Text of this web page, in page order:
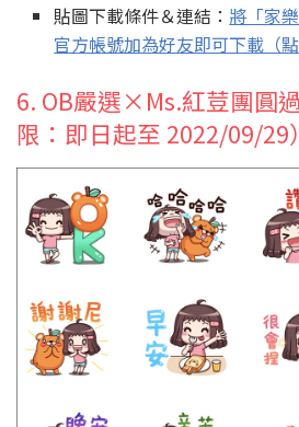
貼圖下載條件＆連結： 將「家
官方帳號加為好友即可下載（點
6. OB嚴選×Ms.紅荳團圓
限：即日起至 2022/09/29）